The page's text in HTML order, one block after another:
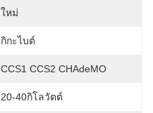
ใหม่
กิกะไบต์
CCS1 CCS2 CHAdeMO
20-40กิโลวัตต์